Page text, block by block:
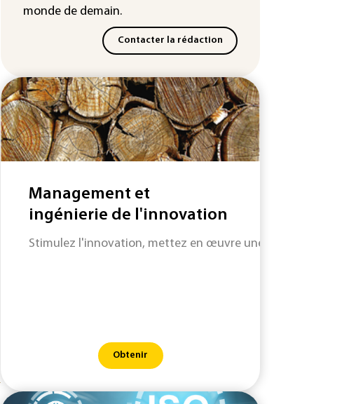
monde de demain.
Contacter la rédaction
Management et
ingénierie de l'innovation
Stimulez l'innovation, mettez en œuvre une stratégie pour
Obtenir